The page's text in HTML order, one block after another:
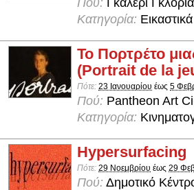
Κατηγορία: Εικαστικά
Το Πορτρέτο
(Portrait de la
Πότε: 23 Ιανουαρίου έως 5
Πού: Pantheon Art
Κατηγορία:
Hypersurfacing
Πότε: 29 Νοεμβρίου έως 29
Πού: Δημοτικό